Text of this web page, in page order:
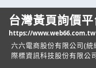
台灣黃頁詢價平
https://www.web66.com.tw
六六電商股份有限公司(
際標資訊科技股份有限公